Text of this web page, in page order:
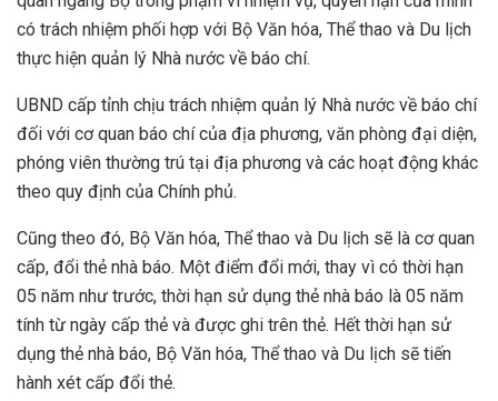
có trách nhiệm phối hợp với Bộ Văn hóa, Thể thao và Du lịch
thực hiện quản lý Nhà nước về báo chí.
UBND cấp tỉnh chịu trách nhiệm quản lý Nhà nước về báo chí
đối với cơ quan báo chí của địa phương, văn phòng đại diện,
phóng viên thường trú tại địa phương và các hoạt động khác
theo quy định của Chính phủ.
Cũng theo đó, Bộ Văn hóa, Thể thao và Du lịch sẽ là cơ quan
cấp, đổi thẻ nhà báo. Một điểm đổi mới, thay vì có thời hạn
05 năm như trước, thời hạn sử dụng thẻ nhà báo là 05 năm
tính từ ngày cấp thẻ và được ghi trên thẻ. Hết thời hạn sử
dụng thẻ nhà báo, Bộ Văn hóa, Thể thao và Du lịch sẽ tiến
hành xét cấp đổi thẻ.